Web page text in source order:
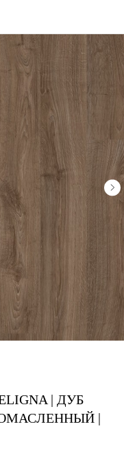
| ДУБ
|